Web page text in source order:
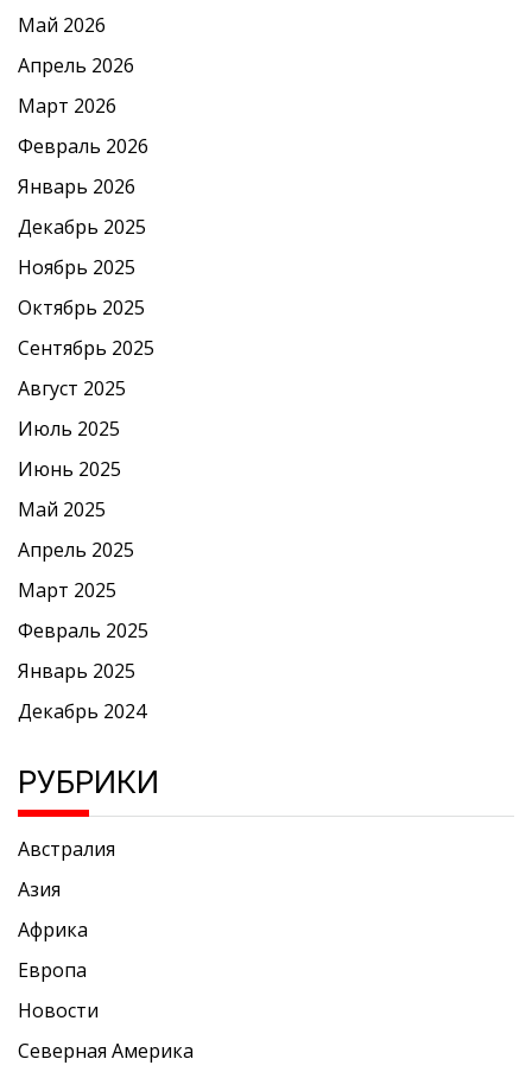
Май 2026
Апрель 2026
Март 2026
Февраль 2026
Январь 2026
Декабрь 2025
Ноябрь 2025
Октябрь 2025
Сентябрь 2025
Август 2025
Июль 2025
Июнь 2025
Май 2025
Апрель 2025
Март 2025
Февраль 2025
Январь 2025
Декабрь 2024
РУБРИКИ
Австралия
Азия
Африка
Европа
Новости
Северная Америка